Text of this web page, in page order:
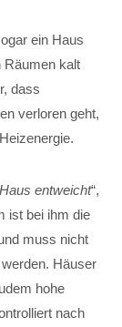
ein Haus
Räumen kalt
dass
verloren geht,
entweicht“,
ist bei ihm die
muss nicht
Häuser
hohe
nach